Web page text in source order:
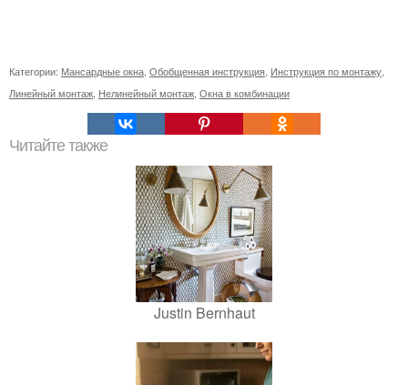
Категории: Мансардные окна Обобщенная инструкция Инструкция по монтажу
Линейный монтаж Нелинейный монтаж Окна в комбинации
Читайте также
Justin Bernhaut